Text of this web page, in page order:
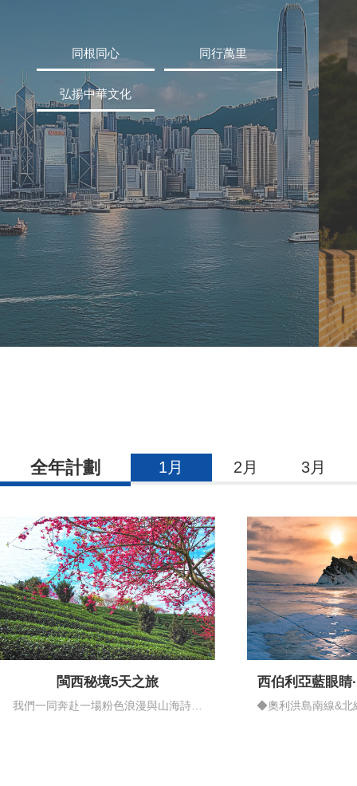
同根同心 同行萬里
弘揚中華文化
全年計劃 1月 2月 3月
閩西秘境5天之旅
我們一同奔赴一場粉色浪漫與山海詩意
西伯利亞藍眼睛
情藍
◆奧利洪島南線&北